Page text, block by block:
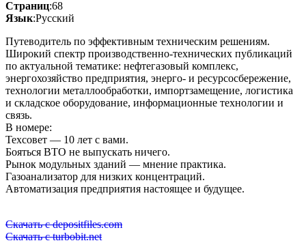
Страниц:68
Язык:Русский
Путеводитель по эффективным техническим решениям.
Широкий спектр производственно-технических публикаций
по актуальной тематике: нефтегазовый комплекс,
энергохозяйство предприятия, энерго- и ресурсосбережение,
технологии металлообработки, импортзамещение, логистика
и складское оборудование, информационные технологии и
связь.
В номере:
Техсовет — 10 лет с вами.
Бояться ВТО не выпускать ничего.
Рынок модульных зданий — мнение практика.
Газоанализатор для низких концентраций.
Автоматизация предприятия настоящее и будущее.
Скачать с depositfiles.com
Скачать с turbobit.net